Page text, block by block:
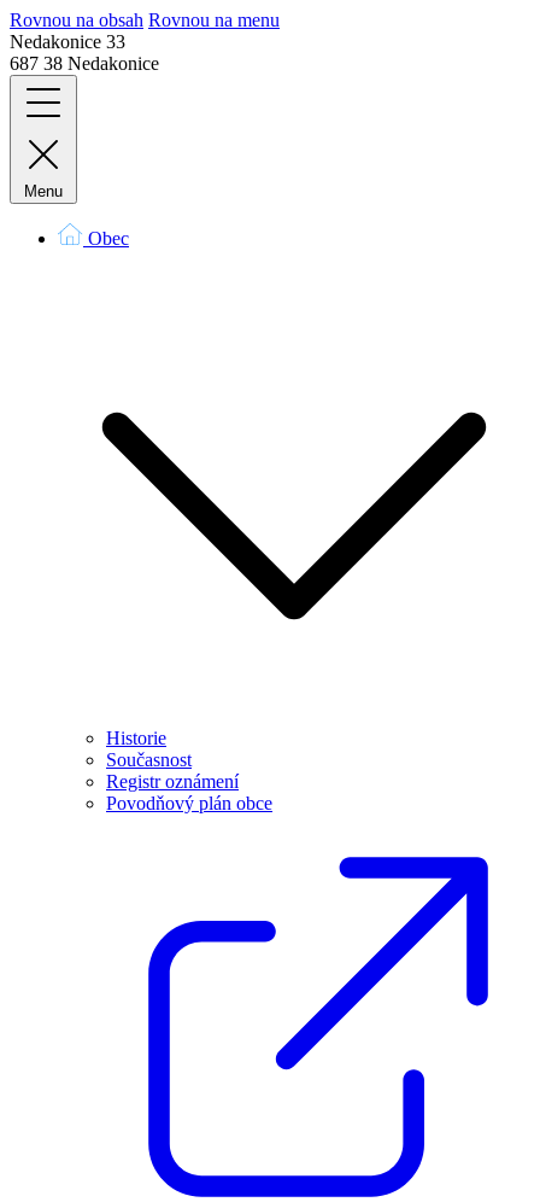
Rovnou na obsah Rovnou na menu
Nedakonice 33
687 38 Nedakonice
Menu
Obec
Historie
Současnost
Registr oznámení
Povodňový plán obce